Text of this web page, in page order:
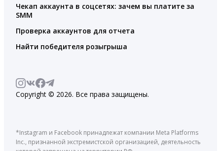
Чекап аккаунта в соцсетях: зачем вы платите за
SMM
Проверка аккаунтов для отчета
Найти победителя розыгрыша
Copyright © 2026. Все права защищены.
*Instagram и Facebook принадлежат компании Meta Platforms
Inc., признанной экстремистской организацией, деятельность